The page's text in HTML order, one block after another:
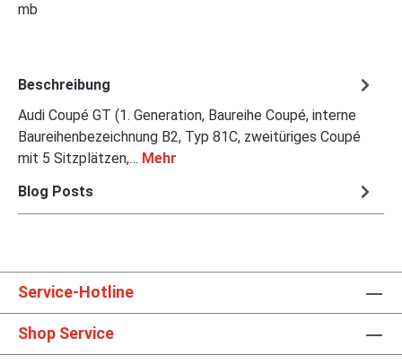
mb
Beschreibung
Audi Coupé GT (1. Generation, Baureihe Coupé, interne
Baureihenbezeichnung B2, Typ 81C, zweitüriges Coupé
mit 5 Sitzplätzen,… Mehr
Blog Posts
Service-Hotline
Shop Service